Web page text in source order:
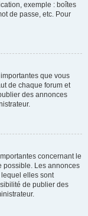
exemple : boîtes
de passe, etc. Pour
que vous
de chaque forum et
des annonces
concernant le
possible. Les annonces
elles sont
de publier des